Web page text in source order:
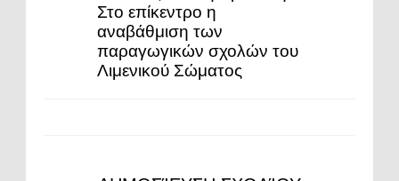
Στο επίκεντρο η
αναβάθμιση των
παραγωγικών σχολών του
Λιμενικού Σώματος